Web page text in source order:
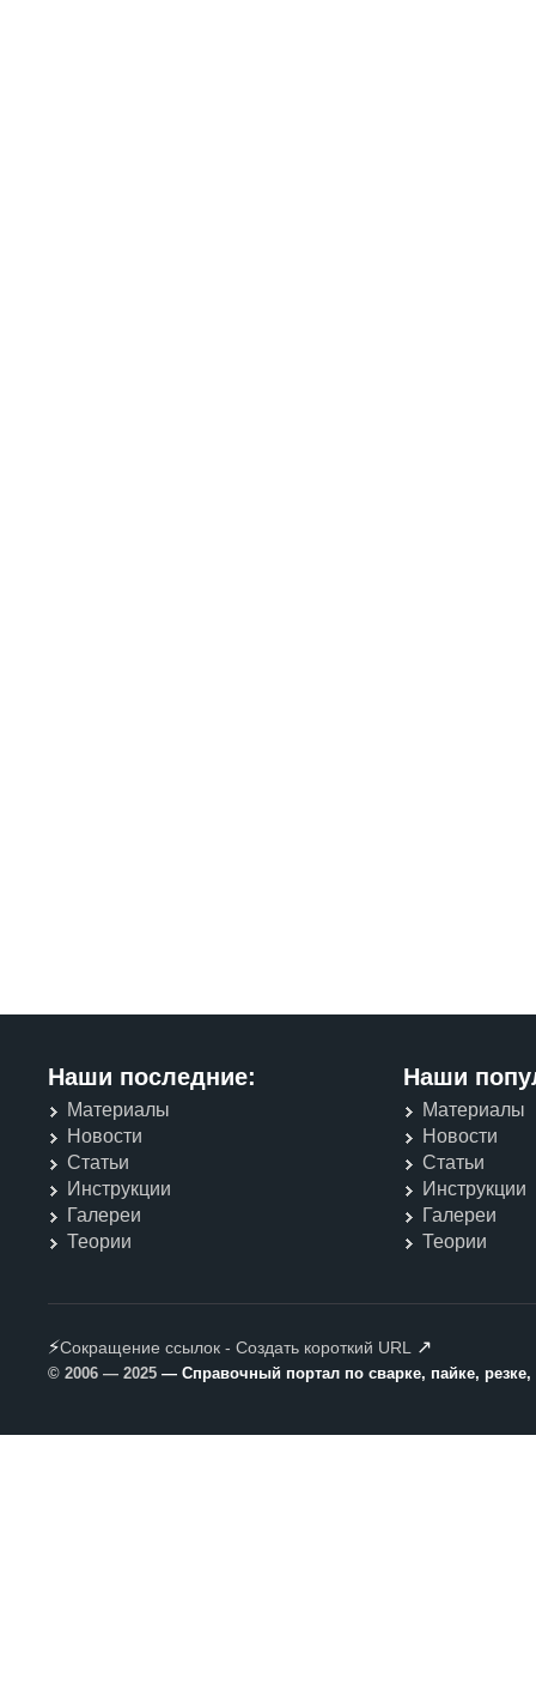
Наши последние:
Материалы
Новости
Статьи
Инструкции
Галереи
Теории
Наши
Материалы
Новости
Статьи
Инструкции
Галереи
Теории
⚡Сокращение ссылок - Создать короткий URL ↗
© 2006 — 2025 — Справочный портал по сварке, пайке,